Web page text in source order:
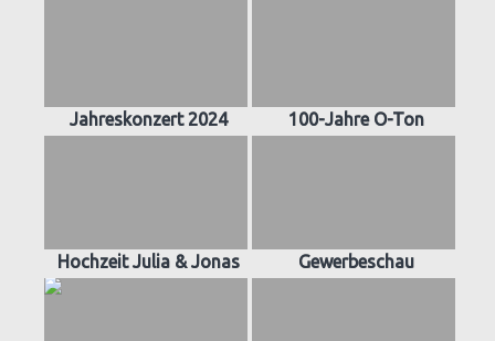
Jahreskonzert 2024 100-Jahre O-Ton
Hochzeit Julia & Jonas Gewerbeschau